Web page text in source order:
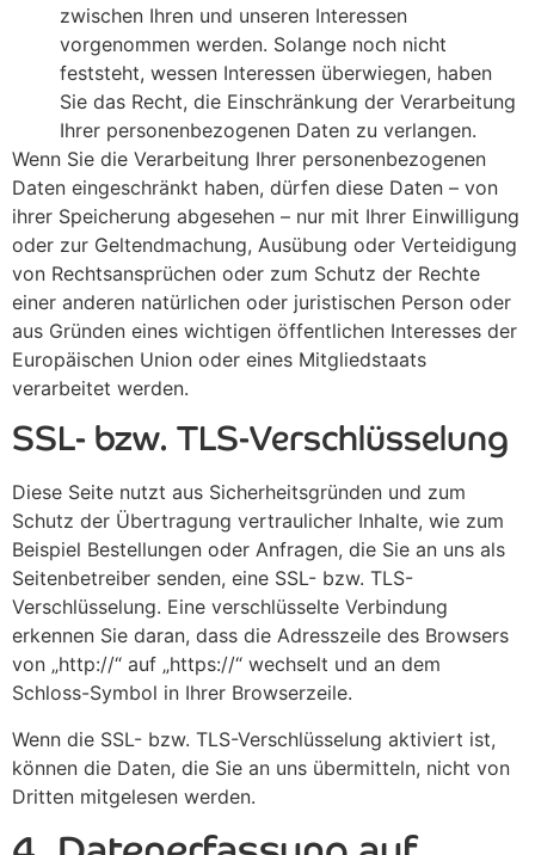
zwischen Ihren und unseren Interessen
vorgenommen werden. Solange noch nicht
feststeht, wessen Interessen überwiegen, haben
Sie das Recht, die Einschränkung der Verarbeitung
Ihrer personenbezogenen Daten zu verlangen.
Wenn Sie die Verarbeitung Ihrer personenbezogenen
Daten eingeschränkt haben, dürfen diese Daten – von
ihrer Speicherung abgesehen – nur mit Ihrer Einwilligung
oder zur Geltendmachung, Ausübung oder Verteidigung
von Rechtsansprüchen oder zum Schutz der Rechte
einer anderen natürlichen oder juristischen Person oder
aus Gründen eines wichtigen öffentlichen Interesses der
Europäischen Union oder eines Mitgliedstaats
verarbeitet werden.
SSL- bzw. TLS-Verschlüsselung
Diese Seite nutzt aus Sicherheitsgründen und zum
Schutz der Übertragung vertraulicher Inhalte, wie zum
Beispiel Bestellungen oder Anfragen, die Sie an uns als
Seitenbetreiber senden, eine SSL- bzw. TLS-
Verschlüsselung. Eine verschlüsselte Verbindung
erkennen Sie daran, dass die Adresszeile des Browsers
von „http://“ auf „https://“ wechselt und an dem
Schloss-Symbol in Ihrer Browserzeile.
Wenn die SSL- bzw. TLS-Verschlüsselung aktiviert ist,
können die Daten, die Sie an uns übermitteln, nicht von
Dritten mitgelesen werden.